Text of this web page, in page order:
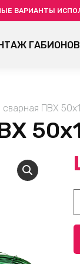
ВАРИАНТЫ
ГАБИОНОВ
сварная ПВХ